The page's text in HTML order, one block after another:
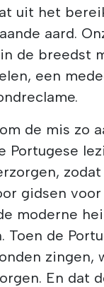
uit het
aard.
de breedst
een
de mis zo
Portugese
gidsen
moderne
Toen de
zingen,
En dat